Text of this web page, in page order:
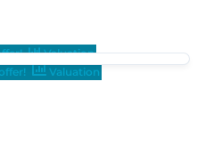
Valuation
Valuation